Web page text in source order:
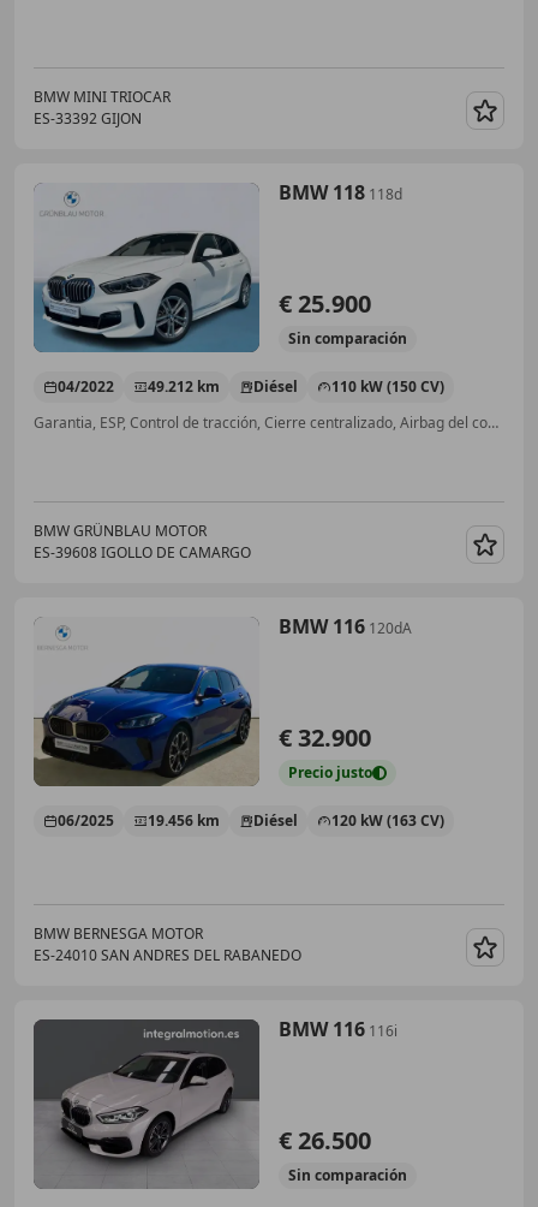
BMW MINI TRIOCAR
ES-33392 GIJON
BMW 118 118d
€ 25.900
Sin comparación
04/2022 49.212 km Diésel
110 kW (150 CV)
Garantia, ESP, Control de tracción, Cierre centralizado, Airbag del conductor, Elevalunas eléctrico
BMW GRÜNBLAU MOTOR
ES-39608 IGOLLO DE CAMARGO
BMW 116 120dA
€ 32.900
Precio justo
06/2025 19.456 km Diésel 120 kW (163 CV)
BMW BERNESGA MOTOR
ES-24010 SAN ANDRES DEL RABANEDO
BMW 116 116i
€ 26.500
Sin comparación